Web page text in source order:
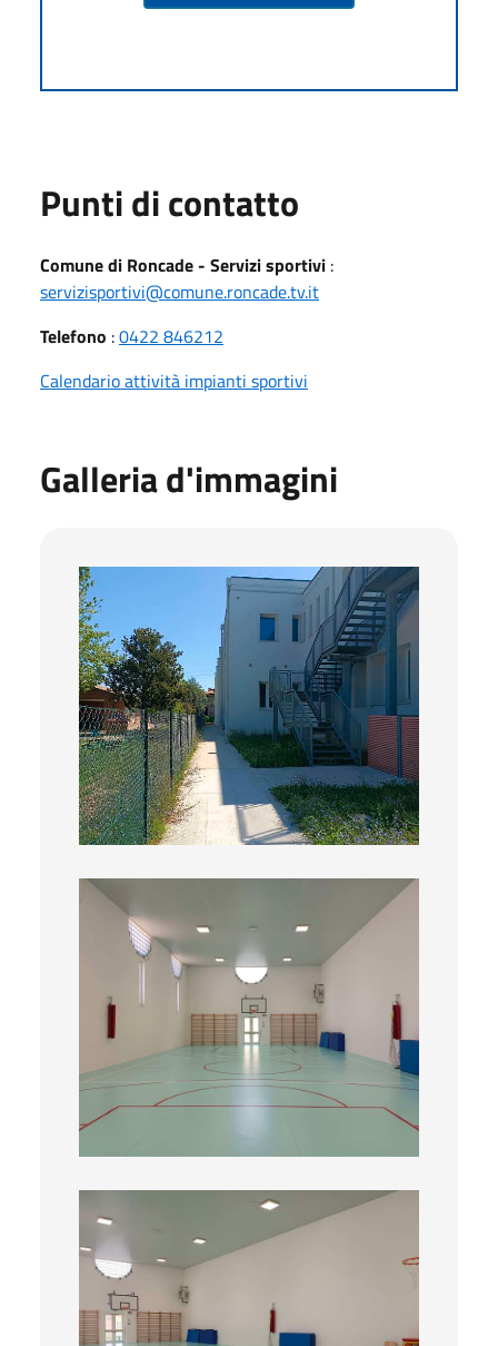
Punti di contatto
Comune di Roncade - Servizi sportivi :
servizisportivi@comune.roncade.tv.it
Telefono :0422 846212
Calendario attività impianti sportivi
Galleria d'immagini
Ingresso
Palestra1